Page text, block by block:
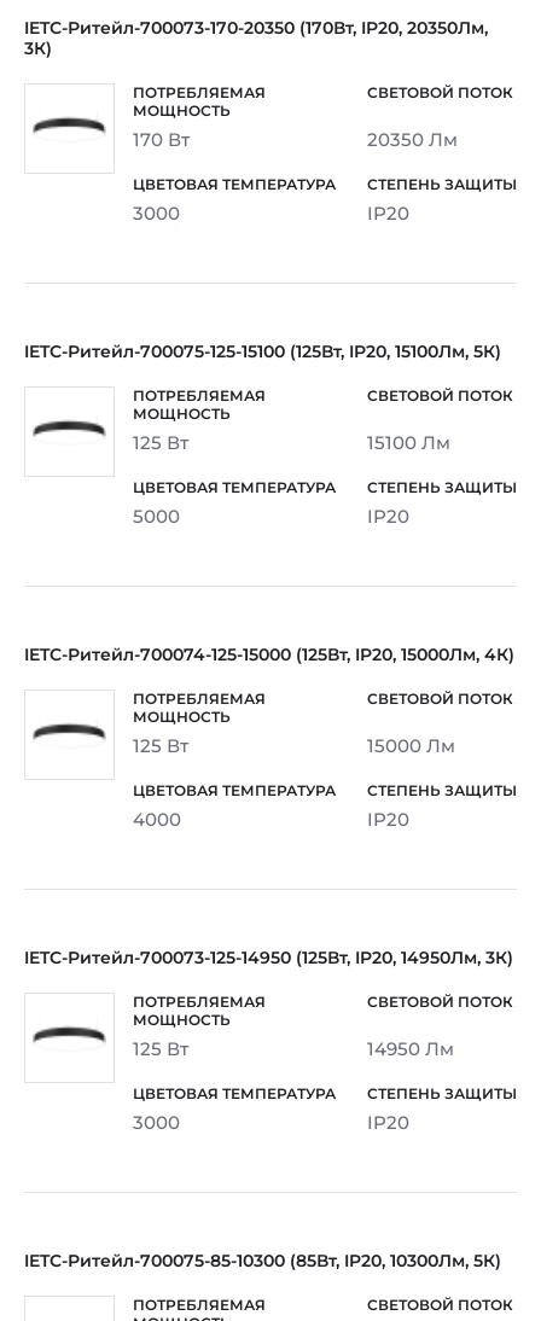
IETC-Ритейл-700073-170-20350 (170Вт, IP20, 20350Лм,
3К)
170 Вт 20350 Лм
3000 IP20
IETC-Ритейл-700075-125-15100 (125Вт, IP20, 15100Лм, 5К)
125 Вт 15100 Лм
5000 IP20
IETC-Ритейл-700074-125-15000 (125Вт, IP20, 15000Лм, 4К)
125 Вт 15000 Лм
4000 IP20
IETC-Ритейл-700073-125-14950 (125Вт, IP20, 14950Лм, 3К)
125 Вт 14950 Лм
3000 IP20
IETC-Ритейл-700075-85-10300 (85Вт, IP20, 10300Лм, 5К)